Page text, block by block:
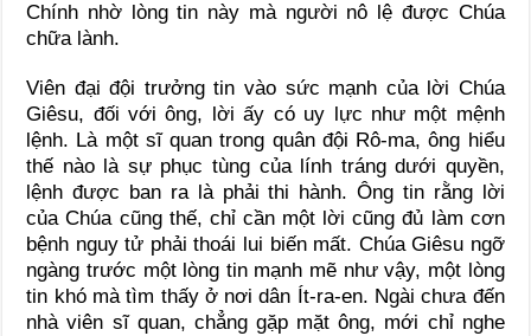
Chính nhờ lòng tin này mà người nô lệ được Chúa
chữa lành.
Viên đại đội trưởng tin vào sức mạnh của lời Chúa
Giêsu, đối với ông, lời ấy có uy lực như một mệnh
lệnh. Là một sĩ quan trong quân đội Rô-ma, ông hiểu
thế nào là sự phục tùng của lính tráng dưới quyền,
lệnh được ban ra là phải thi hành. Ông tin rằng lời
của Chúa cũng thế, chỉ cần một lời cũng đủ làm cơn
bệnh nguy tử phải thoái lui biến mất. Chúa Giêsu ngỡ
ngàng trước một lòng tin mạnh mẽ như vậy, một lòng
tin khó mà tìm thấy ở nơi dân Ít-ra-en. Ngài chưa đến
nhà viên sĩ quan, chẳng gặp mặt ông, mới chỉ nghe